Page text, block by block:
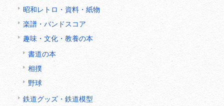
昭和レトロ・資料・紙物
楽譜・バンドスコア
趣味・文化・教養の本
書道の本
相撲
野球
鉄道グッズ・鉄道模型